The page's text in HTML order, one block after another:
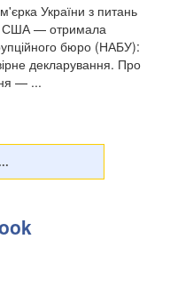
України з питань
в США — отримала
бюро (НАБУ):
декларування. Про
— ...